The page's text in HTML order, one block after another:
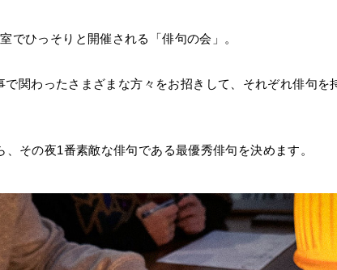
でひっそりと開催される「俳句の会」。
関わったさまざまな方々をお招きして、それぞれ俳句を
その夜1番素敵な俳句である最優秀俳句を決めます。